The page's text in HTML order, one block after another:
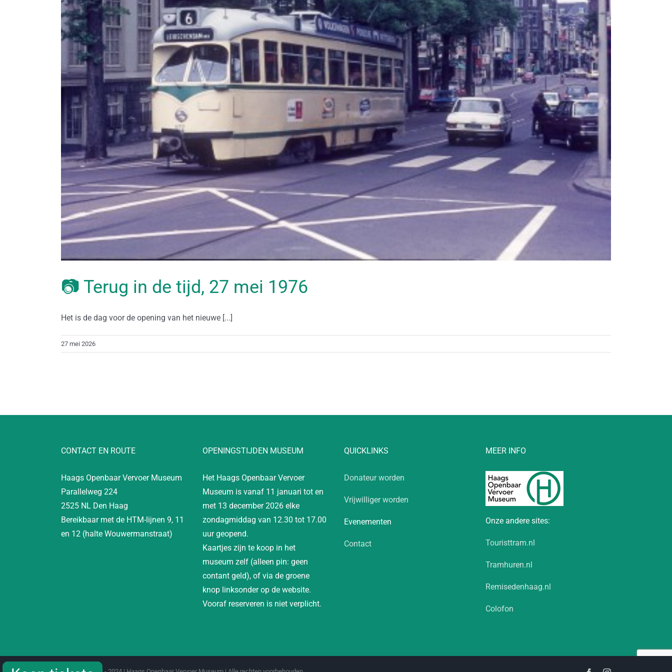
📷 Terug in de tijd, 27 mei 1976
Het is de dag voor de opening van het nieuwe [...]
27 mei 2026
CONTACT EN ROUTE
Haags Openbaar Vervoer Museum
Parallelweg 224
2525 NL Den Haag
Bereikbaar met de HTM-lijnen 9, 11
en 12 (halte Wouwermanstraat)
OPENINGSTIJDEN MUSEUM
Het Haags Openbaar Vervoer
Museum is vanaf 11 januari tot en
met 13 december 2026 elke
zondagmiddag van 12.30 tot 17.00
uur geopend.
Kaartjes zijn te koop in het
museum zelf (alleen pin: geen
contant geld), of via de groene
knop linksonder op de website.
Vooraf reserveren is niet verplicht.
QUICKLINKS
Donateur worden
Vrijwilliger worden
Evenementen
Contact
MEER INFO
Onze andere sites:
Touristtram.nl
Tramhuren.nl
Remisedenhaag.nl
Colofon